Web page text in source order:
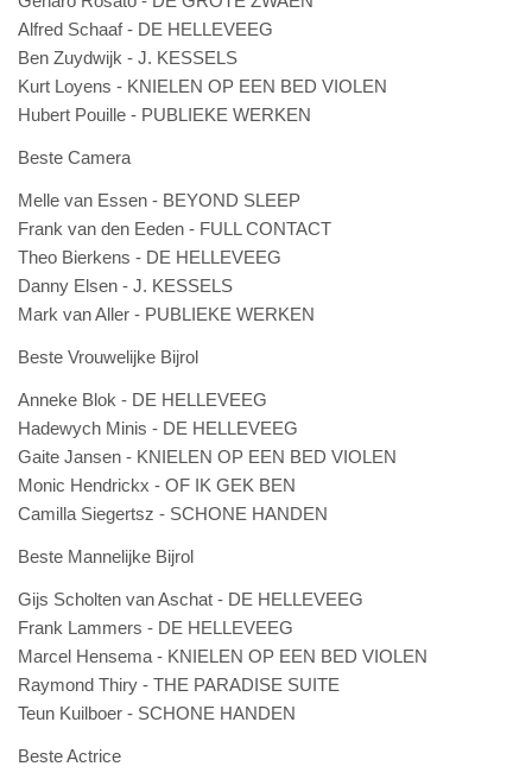
Alfred Schaaf - DE HELLEVEEG
Ben Zuydwijk - J. KESSELS
Kurt Loyens - KNIELEN OP EEN BED VIOLEN
Hubert Pouille - PUBLIEKE WERKEN
Beste Camera
Melle van Essen - BEYOND SLEEP
Frank van den Eeden - FULL CONTACT
Theo Bierkens - DE HELLEVEEG
Danny Elsen - J. KESSELS
Mark van Aller - PUBLIEKE WERKEN
Beste Vrouwelijke Bijrol
Anneke Blok - DE HELLEVEEG
Hadewych Minis - DE HELLEVEEG
Gaite Jansen - KNIELEN OP EEN BED VIOLEN
Monic Hendrickx - OF IK GEK BEN
Camilla Siegertsz - SCHONE HANDEN
Beste Mannelijke Bijrol
Gijs Scholten van Aschat - DE HELLEVEEG
Frank Lammers - DE HELLEVEEG
Marcel Hensema - KNIELEN OP EEN BED VIOLEN
Raymond Thiry - THE PARADISE SUITE
Teun Kuilboer - SCHONE HANDEN
Beste Actrice